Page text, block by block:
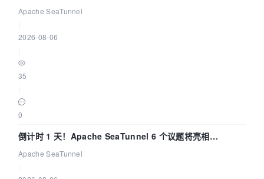
Apache SeaTunnel
2026-08-06
35
0
倒计时 1 天！Apache SeaTunnel 6 个议题将亮相
Community Over Code Asia 2026
Apache SeaTunnel